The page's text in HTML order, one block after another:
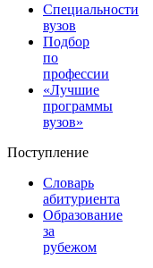
Специальности
вузов
Подбор
по
профессии
«Лучшие
программы
вузов»
Поступление
Словарь
абитуриента
Образование
за
рубежом